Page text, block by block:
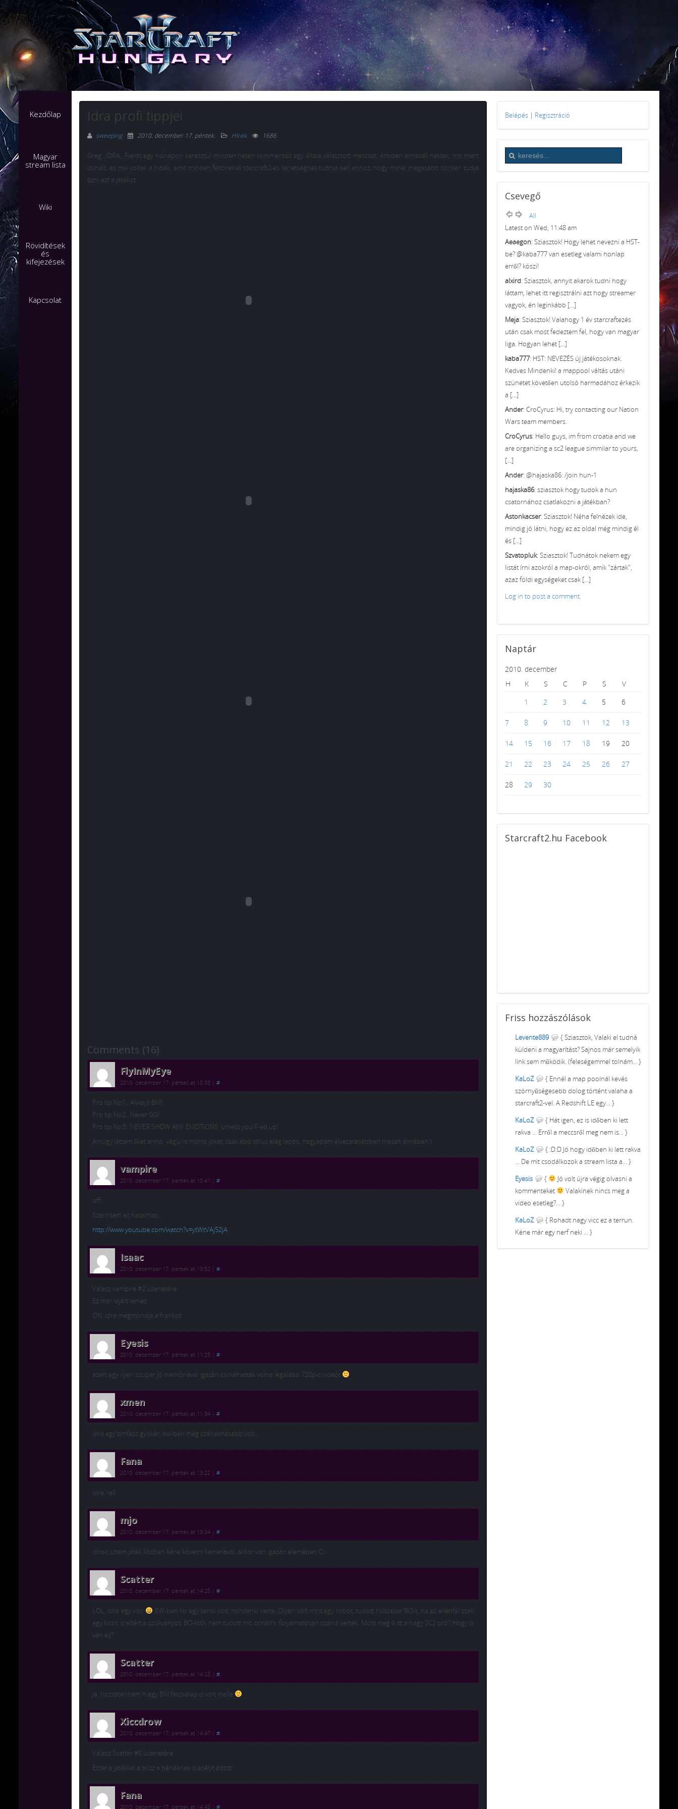
Kezdőlap
Magyar
stream lista
Wiki
Rövidítések
és
kifejezések
Kapcsolat
Idra profi tippjei
sweeping 2010. december 17. péntek. Hírek 1686
Greg „IDRA„ Fields egy hónapon keresztül minden héten kommentált egy általa választott meccset. Amiben elmeséli nektek, mit miért
csinált, és mik voltak a hibák, amit minden feltörekvő starcraft2-es tehetségnek tudnia kell ahhoz, hogy minél magasabb szinten tudja
űzni ezt a játékot.
Comments (16)
FlyInMyEye
2010. december 17. péntek at 10:33 #
Pro tip No1.: Always BM!
Pro tip No2.: Never GG!
Pro tip No3:: NEVER SHOW ANY EMOTIONS, unless you F-ed up!
Amúgy láttam őket anno, végül is mond jókat, csak épp stílus elég lapos, nagyapám élvezetesebben mesélt álmában:)
vampire
2010. december 17. péntek at 10:41 #
off:
Szerintem ez hatalmas:
http://www.youtube.com/watch?v=ytWtVAj52jA
Isaac
2010. december 17. péntek at 10:52 #
Válasz vampire #2 üzenetére:
Ez már lejárt lemez
ON: idra megmondja a frankot
Eyesis
2010. december 17. péntek at 11:25 #
azért egy ilyen szuper jó memóriával igazán csinálhattak volna legalább 720p-s videót
xmen
2010. december 17. péntek at 11:34 #
idra egy bmfasz gyökér, bw-ben még szánalmasabb volt
Fana
2010. december 17. péntek at 13:22 #
Idra >all
mjo
2010. december 17. péntek at 13:34 #
idra-t sztem játék közben kéne követni kamerával, akkor van igazán elemében:D
Scatter
2010. december 17. péntek at 14:28 #
LOL, Idra egy vicc
BW-ben kb egy senki volt, mindenki verte. Olyan volt mint egy robot, tudott húszezer BO-t, ha az ellenfél csak
egy kicsit is eltért a szokványos BO-któl, nem tudott mit csinálni, folyamatosan szarrá verték. Most meg ő itt a nagy SC2 pró? Hogy is
van ez?
Scatter
2010. december 17. péntek at 14:28 #
Ja, hozzátenném h egy BM faszkalap is volt mellé
Xiccdrow
2010. december 17. péntek at 14:47 #
Válasz Scatter #8 üzenetére:
Ezzel a játékkal a blizz a bénáknak is esélyt adott
Fana
2010. december 17. péntek at 14:48 #
Belépés | Regisztráció
Csevegő
All
Latest on Wed, 11:48 am
Aeaegon: Sziasztok! Hogy lehet nevezni a HST-
be? @kaba777 van esetleg valami honlap
erről? köszi!
alxird: Sziasztok, annyit akarok tudni hogy
láttam, lehet itt regisztrálni azt hogy streamer
vagyok, én leginkább [...]
Meja: Sziasztok! Valahogy 1 év starcraftezés
után csak most fedeztem fel, hogy van magyar
liga. Hogyan lehet [...]
kaba777: HST: NEVEZÉS új játékosoknak.
Kedves Mindenki! a mappool váltás utáni
szünetet követően utolsó harmadához érkezik
a [...]
Ander: CroCyrus: Hi, try contacting our Nation
Wars team members.
CroCyrus: Hello guys, im from croatia and we
are organizing a sc2 league simmilar to yours,
[...]
Ander: @hajaska86: /join hun-1
hajaska86: sziasztok hogy tudok a hun
csatornához csatlakozni a játékban?
Astonkacser: Sziasztok! Néha felnézek ide,
mindig jó látni, hogy ez az oldal még mindig él
és [...]
Szvatopluk: Sziasztok! Tudnátok nekem egy
listát írni azokról a map-okról, amik "zártak",
azaz földi egységeket csak [...]
Log in to post a comment.
Naptár
2010. december
H
K S C P S
V
1
2 3 4 5 6
7 8 9 10 11 12 13
14 15 16 17 18 19 20
21 22 23 24 25 26 27
28 29 30
Starcraft2.hu Facebook
Friss hozzászólások
Levente889
{ Sziasztok, Valaki el tudná
küldeni a magyarítást? Sajnos már semelyik
link sem működik. (feleségemmel tolnám... }
KaLoZ
{ Ennél a map poolnál kevés
szörnyűségesebb dolog történt valaha a
starcraft2-vel. A Redshift LE egy... }
KaLoZ
{ Hát igen, ez is időben ki lett
rakva ... Erről a meccsről meg nem is... }
KaLoZ
{ :D:D Jó hogy időben ki lett rakva
... De mit csodálkozok a stream lista a... }
Eyesis
{
Jó volt újra végig olvasni a
kommenteket
Valakinek nincs meg a
video esetleg?... }
KaLoZ
{ Rohadt nagy vicc ez a terrun.
Kéne már egy nerf neki ... }